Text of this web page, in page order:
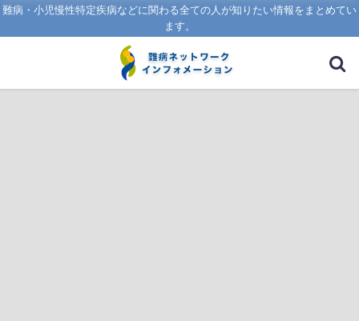
難病・小児慢性特定疾病などに関わる全ての人が知りたい情報をまとめてい
ます。